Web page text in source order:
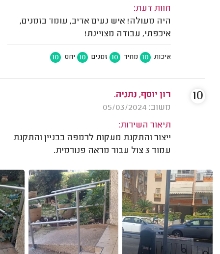
חוות דעת:
היה מעולה! איש נעים אדיב, עומד בזמנים,
איכפתי, עבודה מצויינת!
איכות 10 מחיר 10 זמנים 10 יחס 10
רון יוסף, נתניה.
משוב: 05/03/2024
תיאור השירות:
ייצור והתקנת מעקות לרמפה בבניין והתקנת
עמוד 3 צול עבור מראה פנורמית.
10